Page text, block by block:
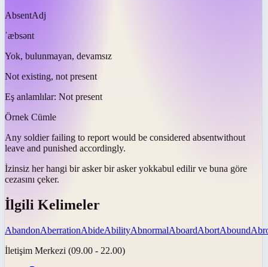
AbsentAdj
ˈæbsənt
Yok, bulunmayan, devamsız
Not existing, not present
Eş anlamlılar: Not present
Örnek Cümle
Any soldier failing to report would be considered absentwithout
leave and punished accordingly.
İzinsiz her hangi bir asker bir asker yokkabul edilir ve buna göre
cezasını çeker.
İlgili Kelimeler
AbandonAberrationAbideAbilityAbnormalAboardAbortAbound
İletişim Merkezi (09.00 - 22.00)